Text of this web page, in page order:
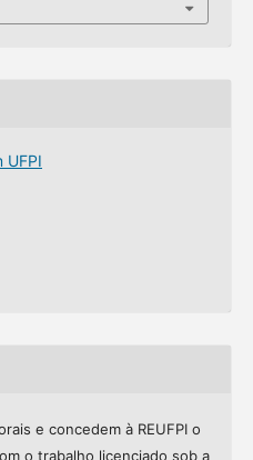
UFPI
e concedem à REUFPI o
o trabalho licenciado sob a